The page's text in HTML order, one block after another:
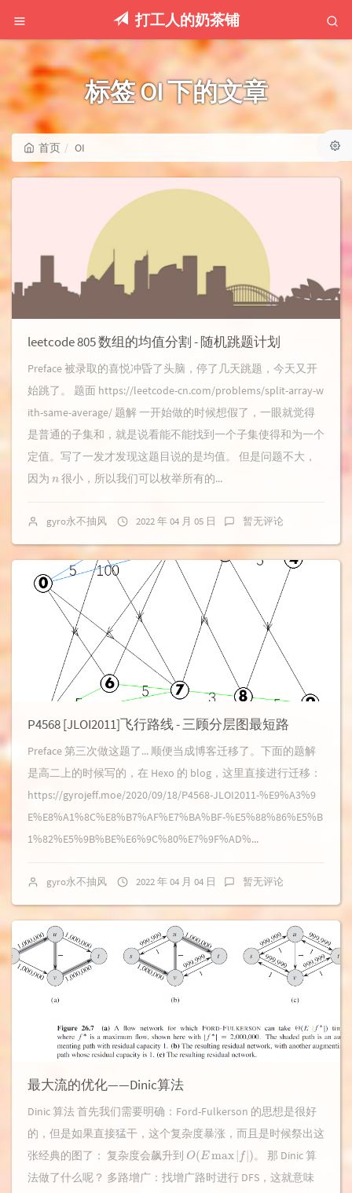
打工人的奶茶铺
标签 OI 下的文章
首页 OI
leetcode 805 数组的均值分割 - 随机跳题计划
Preface 被录取的喜悦冲昏了头脑，停了几天跳题，今天又开
始跳了。 题面 https://leetcode-cn.com/problems/split-array-w
ith-same-average/ 题解 一开始做的时候想假了，一眼就觉得
是普通的子集和，就是说看能不能找到一个子集使得和为一个
定值。写了一发才发现这题目说的是均值。 但是问题不大，
因为
很小，所以我们可以枚举所有的...
gyro永不抽风 2022 年 04 月 05 日 暂无评论
P4568 [JLOI2011]飞行路线 - 三顾分层图最短路
Preface 第三次做这题了... 顺便当成博客迁移了。下面的题解
是高二上的时候写的，在 Hexo 的 blog，这里直接进行迁移：
https://gyrojeff.moe/2020/09/18/P4568-JLOI2011-%E9%A3%9
E%E8%A1%8C%E8%B7%AF%E7%BA%BF-%E5%88%86%E5%B
1%82%E5%9B%BE%E6%9C%80%E7%9F%AD%...
gyro永不抽风 2022 年 04 月 04 日 暂无评论
最大流的优化——Dinic算法
Dinic 算法 首先我们需要明确：Ford-Fulkerson 的思想是很好
的，但是如果直接猛干，这个复杂度暴涨，而且是时候祭出这
张经典的图了： 复杂度会飙升到 O( Emax )
。 那 Dinic 算
法做了什么呢？ 多路增广：找增广路时进行 DFS，这就意味